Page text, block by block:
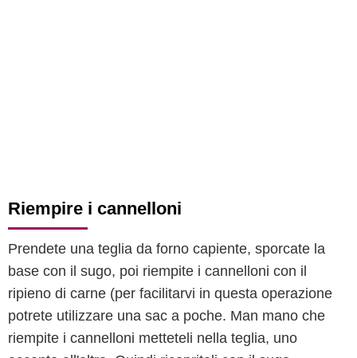
Riempire i cannelloni
Prendete una teglia da forno capiente, sporcate la
base con il sugo, poi riempite i cannelloni con il
ripieno di carne (per facilitarvi in questa operazione
potrete utilizzare una sac a poche. Man mano che
riempite i cannelloni metteteli nella teglia, uno